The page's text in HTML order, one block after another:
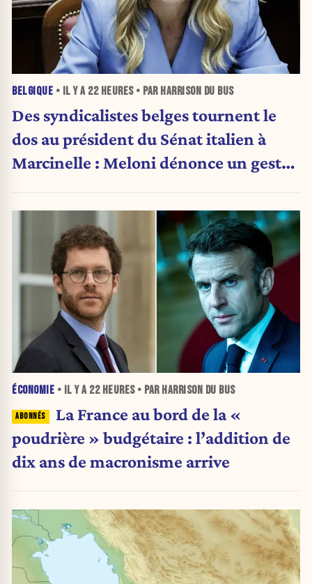
BELGIQUE • IL Y A 22 HEURES• PAR HARRISON DU BUS
Des syndicalistes belges tournent le
dos au président du Sénat italien à
Marcinelle : Meloni dénonce un geste
ÉCONOMIE • IL Y A 22 HEURES• PAR HARRISON DU BUS
La France au bord de la «
poudrière » budgétaire : l’addition de
dix ans de macronisme arrive